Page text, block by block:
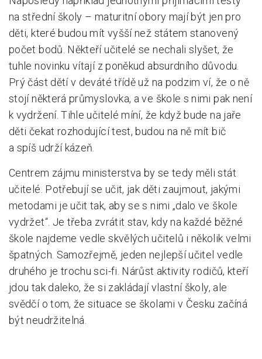
na střední školy – maturitní obory mají být jen pro
děti, které budou mít vyšší než státem stanovený
počet bodů. Někteří učitelé se nechali slyšet, že
tuhle novinku vítají z poněkud absurdního důvodu.
Prý část dětí v deváté třídě už na podzim ví, že o ně
stojí některá průmyslovka, a ve škole s nimi pak není
k vydržení. Tihle učitelé míní, že když bude na jaře
děti čekat rozhodující test, budou na ně mít bič
a spíš udrží kázeň.
Centrem zájmu ministerstva by se tedy měli stát
učitelé. Potřebují se učit, jak děti zaujmout, jakými
metodami je učit tak, aby se s nimi „dalo ve škole
vydržet“. Je třeba zvrátit stav, kdy na každé běžné
škole najdeme vedle skvělých učitelů i několik velmi
špatných. Samozřejmě, jeden nejlepší učitel vedle
druhého je trochu sci-fi. Nárůst aktivity rodičů, kteří
jdou tak daleko, že si zakládají vlastní školy, ale
svědčí o tom, že situace se školami v Česku začíná
být neudržitelná.